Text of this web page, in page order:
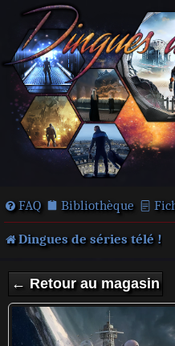
FAQ Bibliothèque
Dingues de séries télé !
← Retour au magasin